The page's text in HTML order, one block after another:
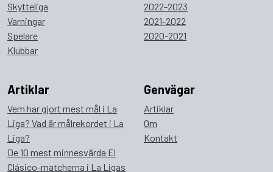
Skytteliga
Varningar
Spelare
Klubbar
2022-2023
2021-2022
2020-2021
Artiklar
Vem har gjort mest mål i La
Liga? Vad är målrekordet i La
Liga?
De 10 mest minnesvärda El
Clásico-matcherna i La Ligas
Genvägar
Artiklar
Om
Kontakt